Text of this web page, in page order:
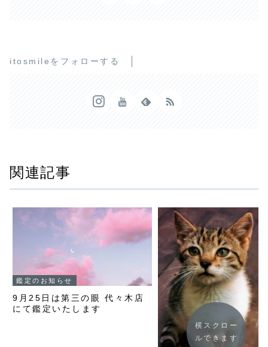
itosmileをフォローする
関連記事
鑑定のお知らせ
9月25日は第三の眼 代々木店
にて鑑定いたします
横スクロー
ルできます